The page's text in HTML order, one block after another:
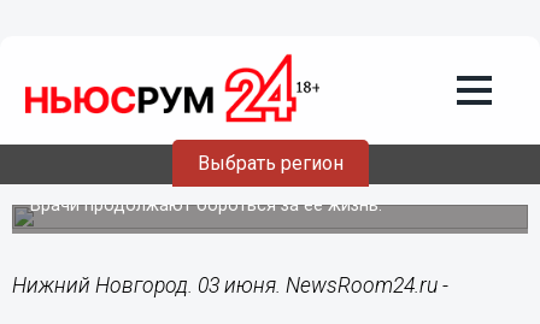
Выбрать регион
Покусанная ротвейлером 4-летняя
нижегородка остается в
медикаментозном сне
Врачи продолжают бороться за ее жизнь.
Нижний Новгород. 03 июня. NewsRoom24.ru -